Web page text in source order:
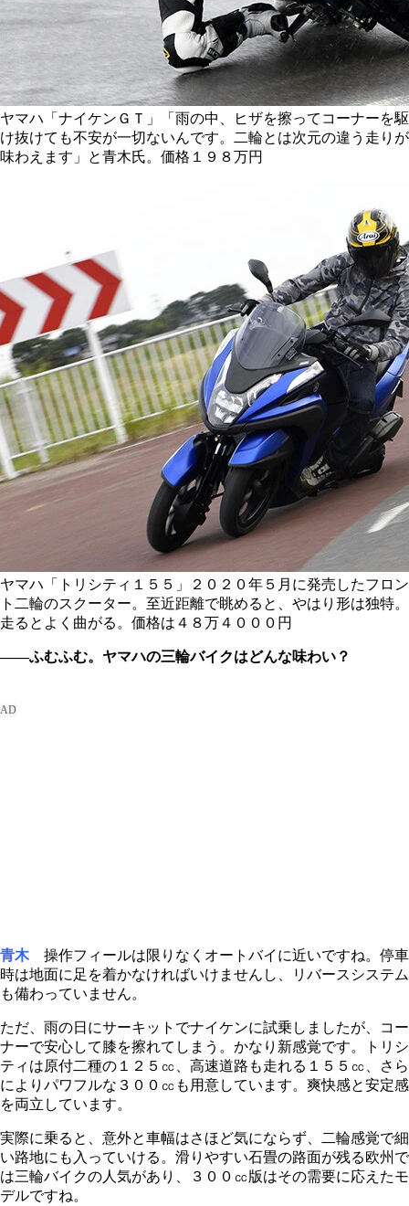
ヤマハ「ナイケンＧＴ」「雨の中、ヒザを擦ってコーナーを駆
け抜けても不安が一切ないんです。二輪とは次元の違う走りが
味わえます」と青木氏。価格１９８万円
ヤマハ「トリシティ１５５」２０２０年５月に発売したフロン
ト二輪のスクーター。至近距離で眺めると、やはり形は独特。
走るとよく曲がる。価格は４８万４０００円
――ふむふむ。ヤマハの三輪バイクはどんな味わい？
青木操作フィールは限りなくオートバイに近いですね。停車
時は地面に足を着かなければいけませんし、リバースシステム
も備わっていません。
ただ、雨の日にサーキットでナイケンに試乗しましたが、コー
ナーで安心して膝を擦れてしまう。かなり新感覚です。トリシ
ティは原付二種の１２５㏄、高速道路も走れる１５５㏄、さら
によりパワフルな３００㏄も用意しています。爽快感と安定感
を両立しています。
実際に乗ると、意外と車幅はさほど気にならず、二輪感覚で細
い路地にも入っていける。滑りやすい石畳の路面が残る欧州で
は三輪バイクの人気があり、３００㏄版はその需要に応えたモ
デルですね。